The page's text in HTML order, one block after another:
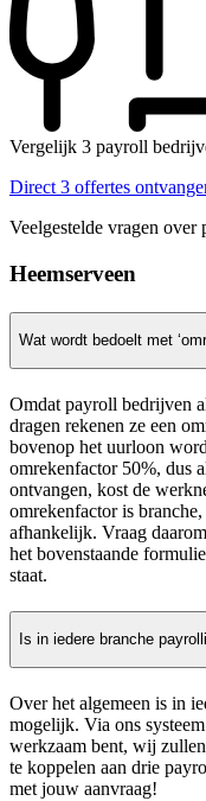
Vergelijk 3 payroll
Direct 3 offertes
Veelgestelde vragen over
Heemserveen
Wat wordt bedoelt met
Omdat payroll bedrijven
dragen rekenen ze een
bovenop het uurloon
omrekenfactor 50%, dus
ontvangen, kost de
omrekenfactor is
afhankelijk. Vraag
het bovenstaande
staat.
Is in iedere branche
Over het algemeen is in
mogelijk. Via ons
werkzaam bent, wij
te koppelen aan drie
met jouw aanvraag!